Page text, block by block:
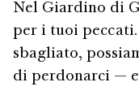
Nel Giardino di
per i tuoi peccati.
sbagliato,
di perdonarci —